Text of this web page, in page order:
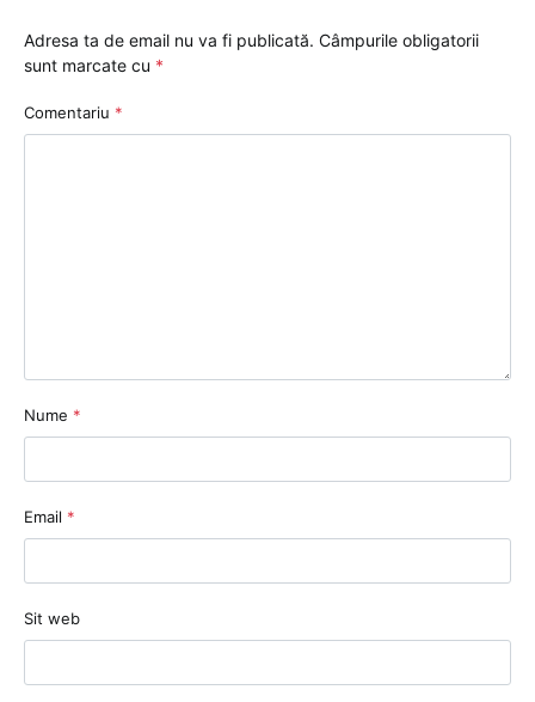
Adresa ta de email nu va fi publicată. Câmpurile obligatorii
sunt marcate cu *
Comentariu *
Nume *
Email *
Sit web